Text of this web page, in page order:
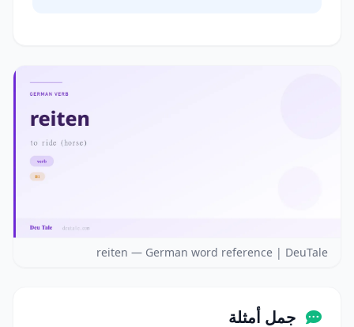
reiten — German word reference | DeuTale
جمل أمثلة